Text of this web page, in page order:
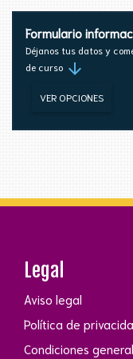
Formulario
Déjanos tus datos y
de curso arrow_downward
VER OPCIONES
Legal
Aviso legal
Política de
Condiciones